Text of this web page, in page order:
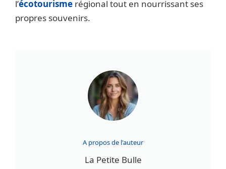
l’écotourisme régional tout en nourrissant ses
propres souvenirs.
A propos de l'auteur
La Petite Bulle